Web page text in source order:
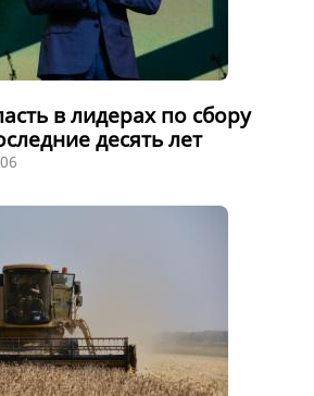
в лидерах по сбору
десять лет